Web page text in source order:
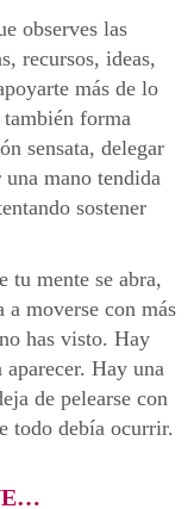
observes las
recursos, ideas,
más de lo
forma
sensata, delegar
mano tendida
sostener
tu mente se abra,
moverse con más
has visto. Hay
aparecer. Hay una
de pelearse con
todo debía ocurrir.